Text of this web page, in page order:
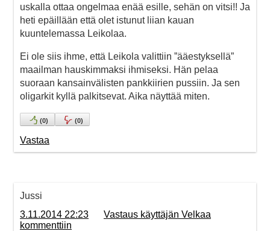
uskalla ottaa ongelmaa enää esille, sehän on vitsi!! Ja
heti epäillään että olet istunut liian kauan
kuuntelemassa Leikolaa.
Ei ole siis ihme, että Leikola valittiin ”ääestyksellä”
maailman hauskimmaksi ihmiseksi. Hän pelaa
suoraan kansainvälisten pankkiirien pussiin. Ja sen
oligarkit kyllä palkitsevat. Aika näyttää miten.
(0) (0)
Vastaa
Jussi
3.11.2014 22:23
Vastaus käyttäjän Velkaa
kommenttiin